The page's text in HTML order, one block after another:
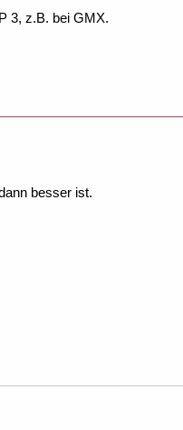
3, z.B. bei GMX.
besser ist.